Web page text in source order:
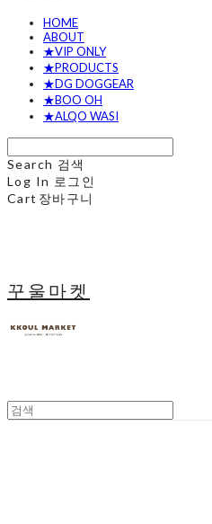
HOME
ABOUT
★VIP ONLY
★PRODUCTS
★DG DOGGEAR
★BOO OH
★ALQO WASI
Search 검색
Log In 로그인
Cart 장바구니
꾸울마켓